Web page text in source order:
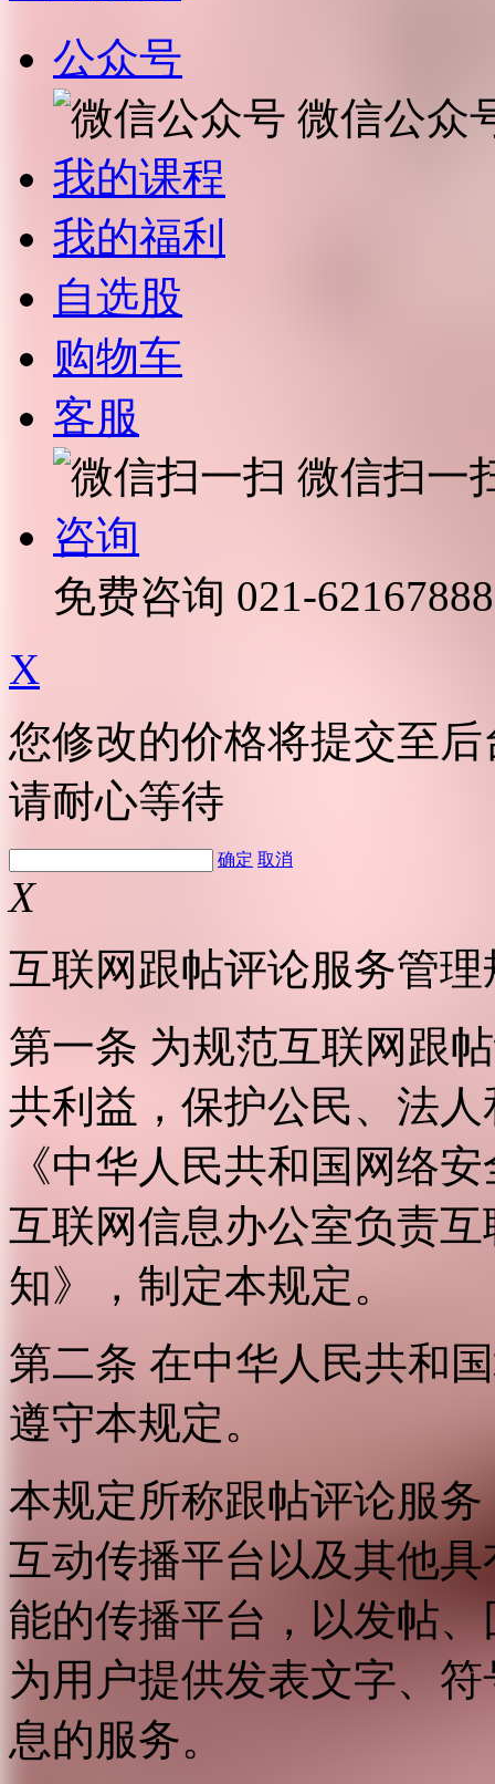
公众号
微信公众
我的课程
我的福利
自选股
购物车
客服
微信扫一
咨询
免费咨询 021-62167888
X
您修改的价格将提交至
请耐心等待
确定 取消
X
互联网跟帖评论服务管理
第一条 为规范互联网跟
共利益，保护公民、法
《中华人民共和国网络
互联网信息办公室负责
知》，制定本规定。
第二条 在中华人民共和
遵守本规定。
本规定所称跟帖评论服
互动传播平台以及其他
能的传播平台，以发帖
为用户提供发表文字、
息的服务。